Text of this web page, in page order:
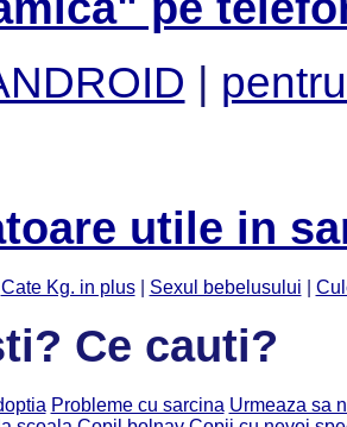
|
utile in
Cate Kg. in plus| Sexul bebelusului
Ce cauti?
Probleme cu sarcina Urmeaza sa